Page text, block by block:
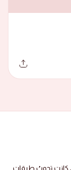
كانت تجوبُ طرقات